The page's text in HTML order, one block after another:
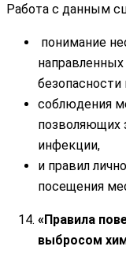
Работа с данным
понимание
соблюдения
позволяющих
инфекции,
и правил
посещения
«Правила
выбросом